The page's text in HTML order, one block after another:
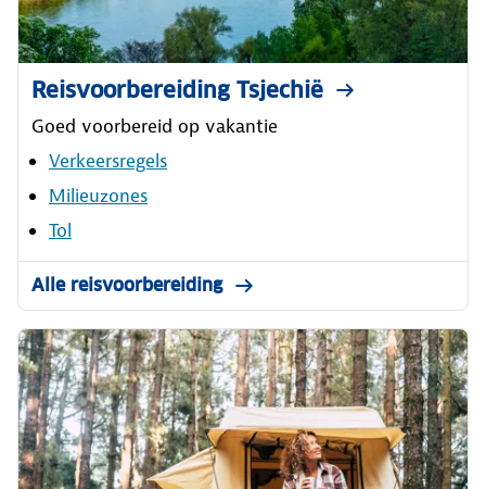
Reisvoorbereiding Tsjechië
Goed voorbereid op vakantie
Verkeersregels
Milieuzones
Tol
Alle reisvoorbereiding